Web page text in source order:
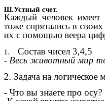
Ш.Устный счет.
Каждый человек
тоже спрятались в
их с помощью веера
1 . Состав чисел
- Весь животный мир
2. Задача на логическое
- Что вы знаете про осу?